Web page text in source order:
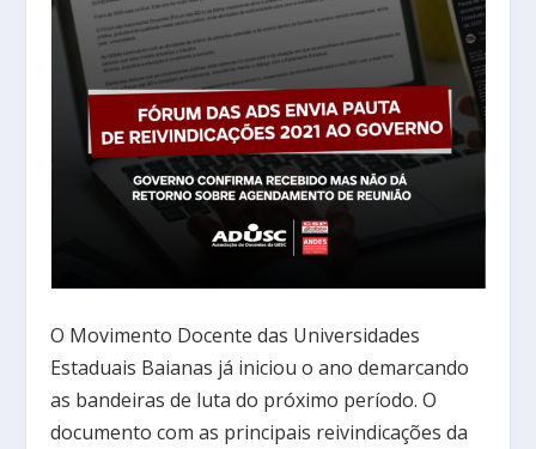
O Movimento Docente das Universidades
Estaduais Baianas já iniciou o ano demarcando
as bandeiras de luta do próximo período. O
documento com as principais reivindicações da